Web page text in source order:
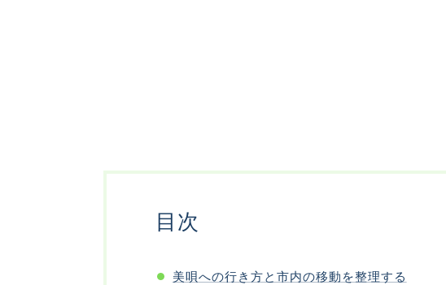
目次
美唄への行き方と市内の移動を整理する